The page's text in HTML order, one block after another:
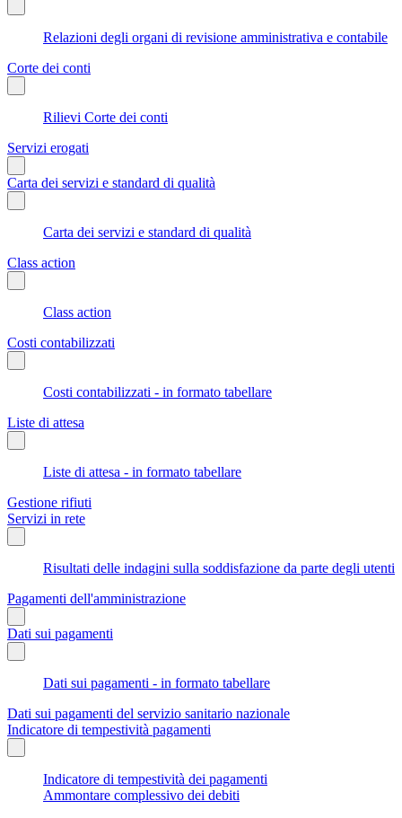
Relazioni degli organi di revisione amministrativa e contabile
Corte dei conti
Rilievi Corte dei conti
Servizi erogati
Carta dei servizi e standard di qualità
Carta dei servizi e standard di qualità
Class action
Class action
Costi contabilizzati
Costi contabilizzati - in formato tabellare
Liste di attesa
Liste di attesa - in formato tabellare
Gestione rifiuti
Servizi in rete
Risultati delle indagini sulla soddisfazione da parte degli utenti
Pagamenti dell'amministrazione
Dati sui pagamenti
Dati sui pagamenti - in formato tabellare
Dati sui pagamenti del servizio sanitario nazionale
Indicatore di tempestività pagamenti
Indicatore di tempestività dei pagamenti
Ammontare complessivo dei debiti